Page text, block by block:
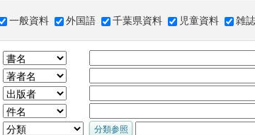
一般資料 外国語 千葉県資料 児童資料 雑誌